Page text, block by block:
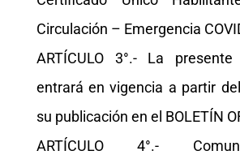
Circulación – Emergencia
ARTÍCULO 3°.- La presente
entrará en vigencia a partir
su publicación en el BOLETÍN
ARTÍCULO 4°.-